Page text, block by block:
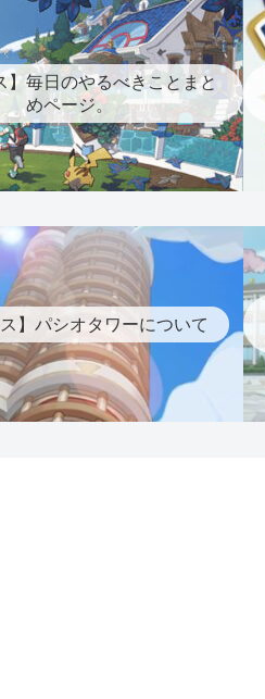
】毎日のやるべきことまと
めページ。
】パシオタワーについて